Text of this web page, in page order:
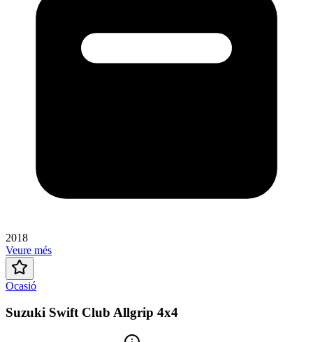
2018
Veure més
Ocasió
Suzuki Swift Club Allgrip 4x4